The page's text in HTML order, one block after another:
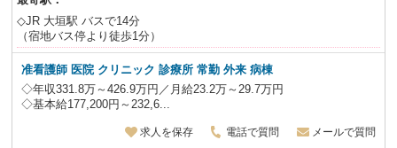
◇JR 大垣駅 バスで14分
（宿地バス停より徒歩1分）
准看護師 医院 クリニック 診療所 常勤 外来 病棟
◇年収331.8万～426.9万円／月給23.2万～29.7万円
◇基本給177,200円～232,6...
求人を保存 電話で質問 メールで質問